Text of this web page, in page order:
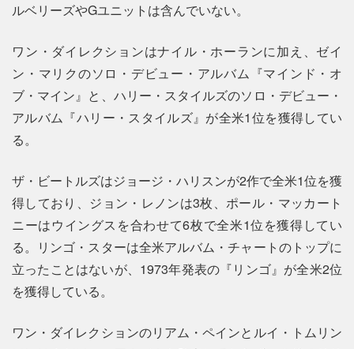
ルベリーズやGユニットは含んでいない。
ワン・ダイレクションはナイル・ホーランに加え、ゼイ
ン・マリクのソロ・デビュー・アルバム『マインド・オ
ブ・マイン』と、ハリー・スタイルズのソロ・デビュー・
アルバム『ハリー・スタイルズ』が全米1位を獲得してい
る。
ザ・ビートルズはジョージ・ハリスンが2作で全米1位を獲
得しており、ジョン・レノンは3枚、ポール・マッカート
ニーはウイングスを合わせて6枚で全米1位を獲得してい
る。リンゴ・スターは全米アルバム・チャートのトップに
立ったことはないが、1973年発表の『リンゴ』が全米2位
を獲得している。
ワン・ダイレクションのリアム・ペインとルイ・トムリン